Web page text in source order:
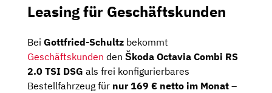
Leasing für Geschäftskunden
Bei Gottfried-Schultz bekommt
Geschäftskunden den Škoda Octavia Combi RS
2.0 TSI DSG als frei konfigurierbares
Bestellfahrzeug für nur 169 € netto im Monat –